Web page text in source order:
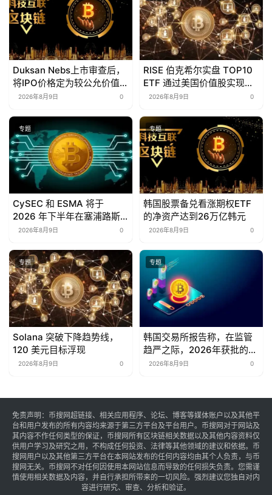
Duksan Nebs上市审查后，
将IPO价格定为较公允价值低
39%
2026年8月9日 0
RISE 伯克希尔实盘 TOP10
ETF 通过美国价值股实现年
初至今 7.51% 的回报率
2026年8月9日 0
专题
CySEC 和 ESMA 将于
2026 年下半年在塞浦路斯
启动加密货币托管审计
2026年8月9日 0
专题
韩国股票备兑看涨期权ETF
的净资产达到26万亿韩元
2026年8月9日 0
专题
Solana 突破下降趋势线，
120 美元目标浮现
2026年8月9日 0
专题
韩国交易所报告称，在监管
趋严之际，2026年获批的
SPAC数量为零
2026年8月9日 0
免责声明：币搜网超链接、相关应用程序、论坛、博客等媒体账户以及其他平
台和用户发布的所有内容均来源于第三方平台及平台用户。币搜网对于网站及
其内容不作任何类型的保证，币搜网所有区块链相关数据以及其他内容资料仅
供用户学习及研究之用，不构成任何投资、法律等其他领域的建议和依据。币
搜网用户以及其他第三方平台在本网站发布的任何内容均由其个人负责，与币
搜网无关。币搜网不对任何因使用本网站信息而导致的任何损失负责。您需谨
慎使用相关数据及内容，并自行承担所带来的一切风险。强烈建议您独自对内
容进行研究、审查、分析和验证。